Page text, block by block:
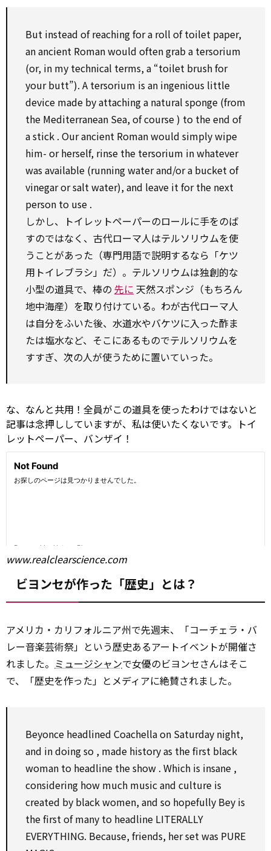
But instead ofreachingfora roll of toilet paper,
an ancient Romanwould oftengraba tersorium
(or, in my technical terms, a “toilet brushfor
your butt”). A tersorium is an ingenious little
device made byattaching a natural sponge (from
the Mediterranean Sea,of course) to the end of
astick . Our ancient Romanwould simply wipe
him- or herself, rinse the tersorium in whatever
was available (running water and/or a bucket of
vinegar or salt water), and leave itforthe next
person to use .
しかし、トイレットペーパーのロールに手をのば
すのではなく、古代ローマ人はテルソリウムを使
うことがあった（専門用語で説明するなら「ケツ
用トイレブラシ」だ）。テルソリウムは独創的な
小型の道具で、棒の 先に 天然スポンジ（もちろん
地中海産）を取り付けている。わが古代ローマ人
は自分をふいた後、水道水やバケツに入った酢ま
たは塩水など、そこにあるものでテルソリウムを
すすぎ、次の人が使うために置いていった。
な、なんと共用！全員がこの道具を使ったわけではないと
記事は念押ししていますが、私は使いたくないです。トイ
レットペーパー、バンザイ！
www.realclearscience.com
ビヨンセが作った「歴史」とは？
アメリカ・カリフォルニア州で先週末、「コーチェラ・バ
レー音楽芸術祭」という歴史あるアートイベントが開催さ
れました。 ミュージシャンで女優のビヨンセさんはそこ
で、「歴史を作った」とメディアに絶賛されました。
Beyonce headlined Coachellaon Saturday night,
and in doingso , made historyas the first black
woman to headline theshow . Which is insane ,
considering how much music and culture is
created by black women, and so hopefully Bey is
the first of many to headline LITERALLY
EVERYTHING. Because, friends, hersetwas PURE